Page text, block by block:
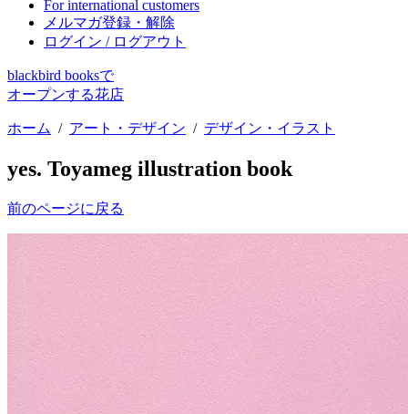
For international customers
メルマガ登録・解除
ログイン / ログアウト
blackbird booksで
オープンする花店
ホーム / アート・デザイン / デザイン・イラスト
yes. Toyameg illustration book
前のページに戻る